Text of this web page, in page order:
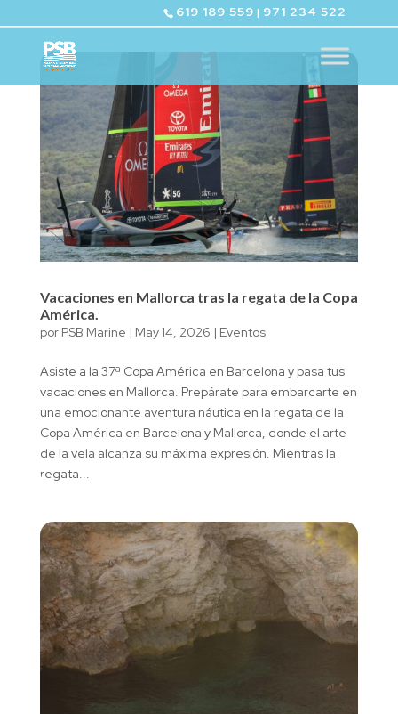
619 189 559 | 971 234 522
Vacaciones en Mallorca tras la regata de la Copa
América.
por PSB Marine | May 14, 2026 | Eventos
Asiste a la 37ª Copa América en Barcelona y pasa tus
vacaciones en Mallorca. Prepárate para embarcarte en
una emocionante aventura náutica en la regata de la
Copa América en Barcelona y Mallorca, donde el arte
de la vela alcanza su máxima expresión. Mientras la
regata...